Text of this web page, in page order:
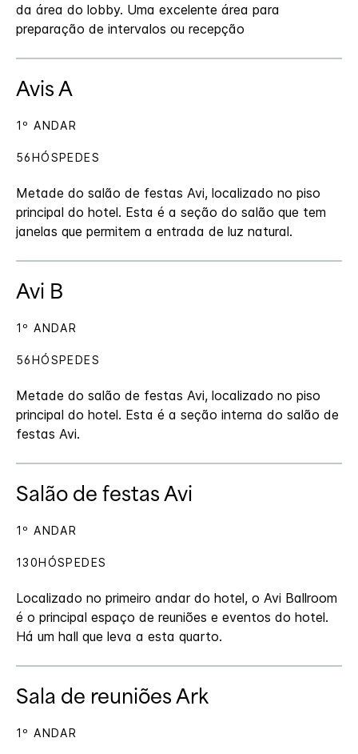
da área do lobby. Uma excelente área para
preparação de intervalos ou recepção
Avis A
Metade do salão de festas Avi, localizado no piso
principal do hotel. Esta é a seção do salão que tem
janelas que permitem a entrada de luz natural.
1º ANDAR
56HÓSPEDES
Avi B
Metade do salão de festas Avi, localizado no piso
principal do hotel. Esta é a seção interna do salão de
festas Avi.
1º ANDAR
56HÓSPEDES
Salão de festas Avi
Localizado no primeiro andar do hotel, o Avi Ballroom
é o principal espaço de reuniões e eventos do hotel.
Há um hall que leva a esta quarto.
1º ANDAR
130HÓSPEDES
Sala de reuniões Ark
1º ANDAR